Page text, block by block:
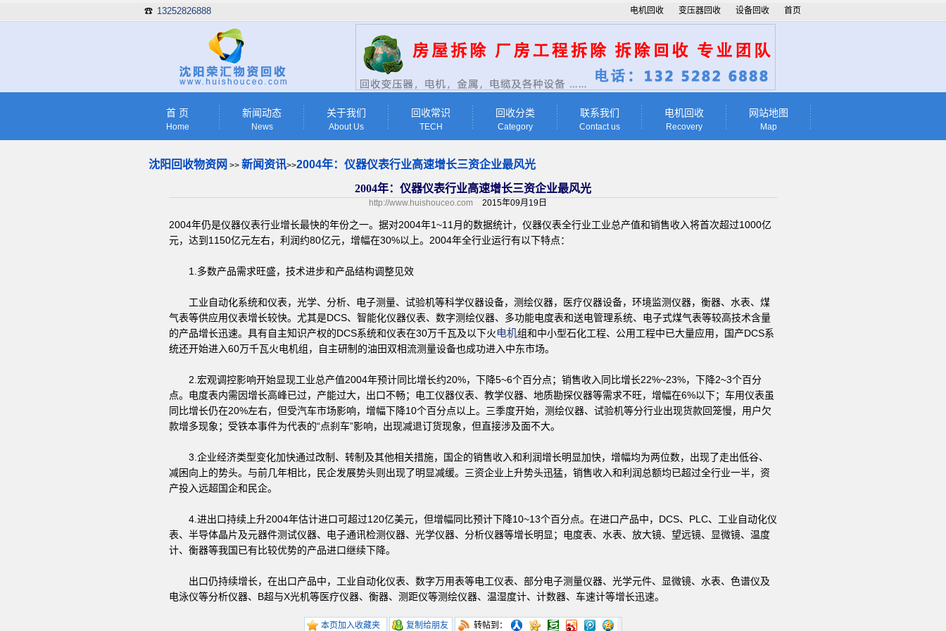
☎ 13252826888 首页
设备回收
变压器回收
电机回收
首 页
Home
新闻动态
News
关于我们
About Us
回收常识
TECH
回收分类
Category
联系我们
Contact us
电机回收
Recovery
网站地图
Map
沈阳回收物资网 >>新闻资讯>>2004年：仪器仪表行业高速增长三资企业最风光
2004年：仪器仪表行业高速增长三资企业最风光
http://www.huishouceo.com 2015年09月19日
2004年仍是仪器仪表行业增长最快的年份之一。据对2004年1~11月的数据统计，仪器仪表全行业工业总产值和销售收入将首次超过1000亿
元，达到1150亿元左右，利润约80亿元，增幅在30%以上。2004年全行业运行有以下特点：
1.多数产品需求旺盛，技术进步和产品结构调整见效
工业自动化系统和仪表，光学、分析、电子测量、试验机等科学仪器设备，测绘仪器，医疗仪器设备，环境监测仪器，衡器、水表、煤
气表等供应用仪表增长较快。尤其是DCS、智能化仪器仪表、数字测绘仪器、多功能电度表和送电管理系统、电子式煤气表等较高技术含量
的产品增长迅速。具有自主知识产权的DCS系统和仪表在30万千瓦及以下火电机组和中小型石化工程、公用工程中已大量应用，国产DCS系
统还开始进入60万千瓦火电机组，自主研制的油田双相流测量设备也成功进入中东市场。
2.宏观调控影响开始显现工业总产值2004年预计同比增长约20%，下降5~6个百分点；销售收入同比增长22%~23%，下降2~3个百分
点。电度表内需因增长高峰已过，产能过大，出口不畅；电工仪器仪表、教学仪器、地质勘探仪器等需求不旺，增幅在6%以下；车用仪表虽
同比增长仍在20%左右，但受汽车市场影响，增幅下降10个百分点以上。三季度开始，测绘仪器、试验机等分行业出现货款回笼慢，用户欠
款增多现象；受铁本事件为代表的“点刹车”影响，出现减退订货现象，但直接涉及面不大。
3.企业经济类型变化加快通过改制、转制及其他相关措施，国企的销售收入和利润增长明显加快，增幅均为两位数，出现了走出低谷、
减困向上的势头。与前几年相比，民企发展势头则出现了明显减缓。三资企业上升势头迅猛，销售收入和利润总额均已超过全行业一半，资
产投入远超国企和民企。
4.进出口持续上升2004年估计进口可超过120亿美元，但增幅同比预计下降10~13个百分点。在进口产品中，DCS、PLC、工业自动化仪
表、半导体晶片及元器件测试仪器、电子通讯检测仪器、光学仪器、分析仪器等增长明显；电度表、水表、放大镜、望远镜、显微镜、温度
计、衡器等我国已有比较优势的产品进口继续下降。
出口仍持续增长，在出口产品中，工业自动化仪表、数字万用表等电工仪表、部分电子测量仪器、光学元件、显微镜、水表、色谱仪及
电泳仪等分析仪器、B超与X光机等医疗仪器、衡器、测距仪等测绘仪器、温湿度计、计数器、车速计等增长迅速。
本页加入收藏夹 复制给朋友 转帖到：